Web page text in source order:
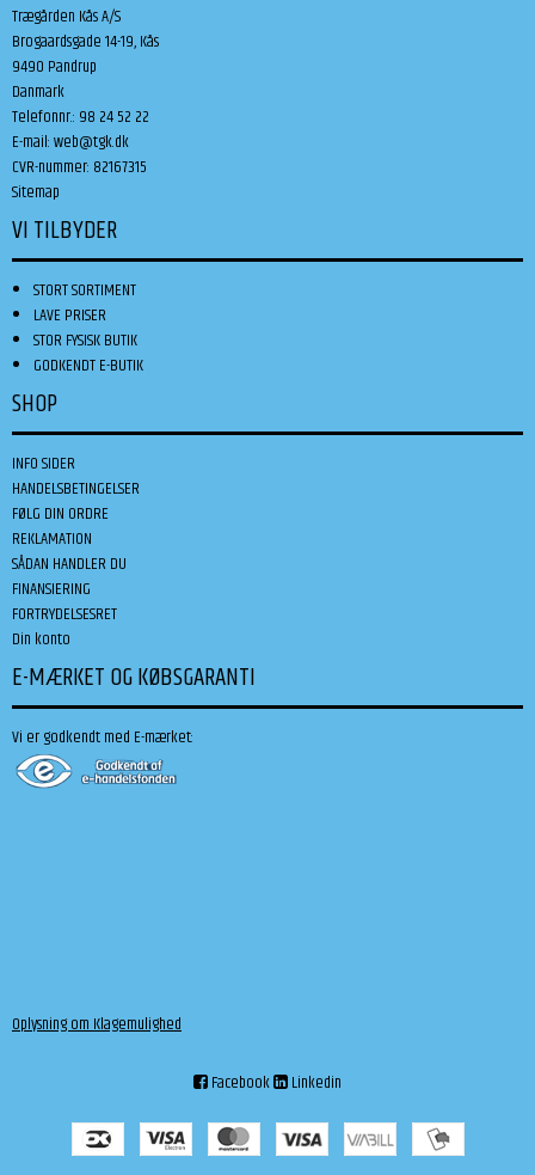
Trægården Kås A/S
Brogaardsgade 14-19, Kås
9490 Pandrup
Danmark
Telefonnr.: 98 24 52 22
E-mail:web@tgk.dk
CVR-nummer: 82167315
Sitemap
VI TILBYDER
STORT SORTIMENT
LAVE PRISER
STOR FYSISK BUTIK
GODKENDT E-BUTIK
SHOP
INFO SIDER
HANDELSBETINGELSER
FØLG DIN ORDRE
REKLAMATION
SÅDAN HANDLER DU
FINANSIERING
FORTRYDELSESRET
Din konto
E-MÆRKET OG KØBSGARANTI
Vi er godkendt med E-mærket:
Oplysning om Klagemulighed
Facebook Linkedin